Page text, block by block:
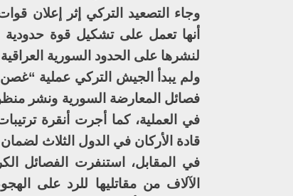
وجاء التصعيد التركي إثر إعلان
لنشرها على الحدود السورية العراقية
ولم يبدأ الجيش التركي عملية
في العملية، كما أجرت أنقرة
قادة الأركان في الدول الثلاث
في المقابل، استنفرت الفصائل
الآلاف من مقاتليها للرد على